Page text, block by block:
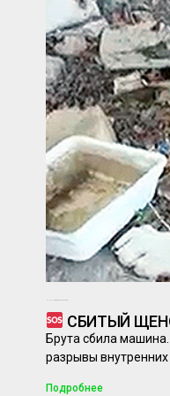
СБИТЫЙ
Брута сбила
разрывы внутренних
Подробнее